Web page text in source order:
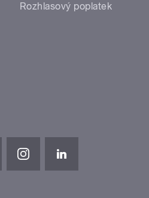
Rozhlasový poplatek